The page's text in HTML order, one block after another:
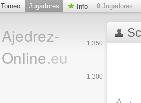
Torneo Jugadores Info 0 Jugadores
Ajedrez-
Online.eu
1,300
1,350